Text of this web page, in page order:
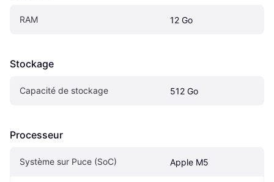
RAM 12 Go
Stockage
Capacité de stockage 512 Go
Processeur
Système sur Puce (SoC) Apple M5